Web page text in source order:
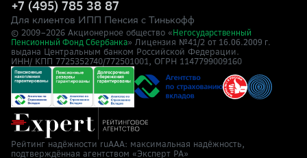
+7 (495) 785 38 87
Для клиентов ИПП Пенсия с Тинькофф
© 2009–2026 Акционерное общество « Негосударственный
Пенсионный Фонд Сбербанка» Лицензия №41/2 от 16.06.2009 г.
выдана Центральным банком Российской Федерации.
ИНН/ КПП 7725352740/772501001, ОГРН 1147799009160
Рейтинг надёжности ruAAA: максимальная надёжность,
подтверждённая агентством «Эксперт РА»